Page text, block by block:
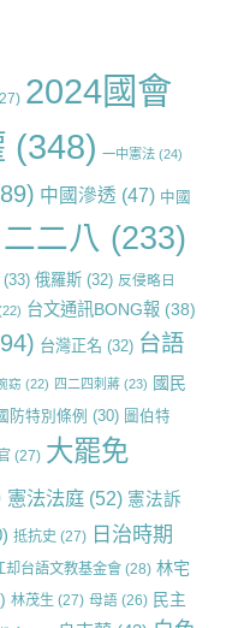
2024國會
(348) 一中憲法(24)
中國滲透 (47) 中國
二二八 (233)
俄羅斯(32) 反侵略日
台文通訊BONG報(38)
台灣正名 (32) 台語
窈 (22) 四二四刺蔣(23) 國民
防特別條例 (30) 圖伯特
(27) 大罷免
憲法法庭(52) 憲法訴
抵抗史 (27) 日治時期
却台語文教基金會(28) 林宅
林茂生 (27) 母語(26) 民主